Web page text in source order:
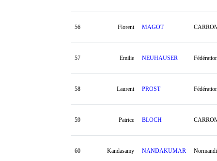
56 Florent MAGOT
57 Emilie NEUHAUSER
58 Laurent PROST
59 Patrice BLOCH
60 Kandasamy NANDAKUMAR